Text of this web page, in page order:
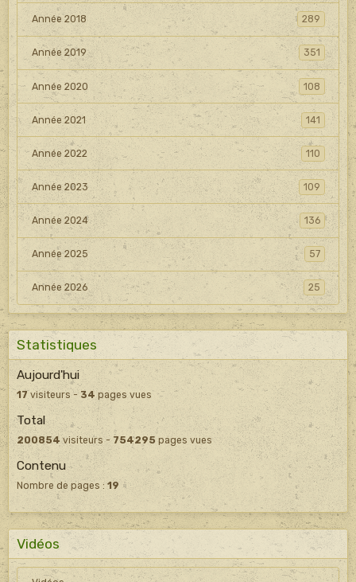
Année 2018 289
Année 2019 351
Année 2020 108
Année 2021 141
Année 2022 110
Année 2023 109
Année 2024 136
Année 2025 57
Année 2026 25
Statistiques
Aujourd'hui
17visiteurs - 34 pages vues
Total
200854 visiteurs - 754295 pages vues
Contenu
Nombre de pages : 19
Vidéos